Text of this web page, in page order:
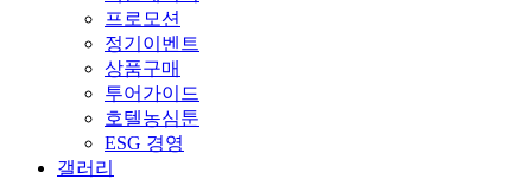
프로모션
정기이벤트
상품구매
투어가이드
호텔농심툰
ESG 경영
갤러리